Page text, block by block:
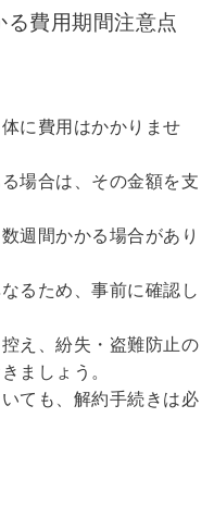
費用期間注意点
に費用はかかりませ
場合は、その金額を支
週間かかる場合があり
るため、事前に確認し
え、紛失・盗難防止の
ましょう。
ても、解約手続きは必